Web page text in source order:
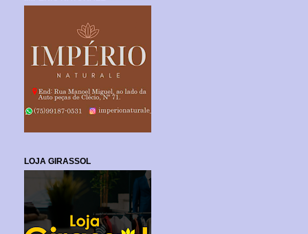
LOJA GIRASSOL